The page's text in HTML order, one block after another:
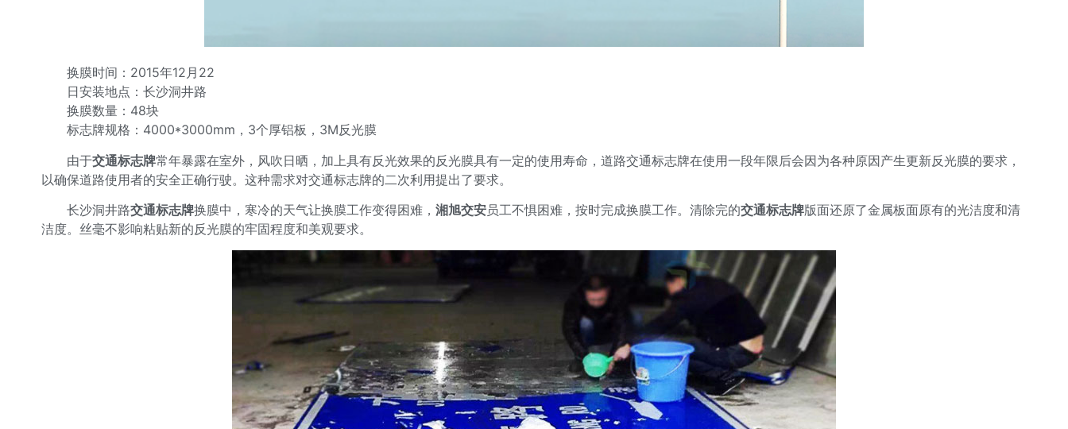
换膜时间：2015年12月22
日安装地点：长沙洞井路
换膜数量：48块
标志牌规格：4000*3000mm，3个厚铝板，3M反光膜
由于交通标志牌常年暴露在室外，风吹日晒，加上具有反光效果的反光膜具有一定的使用寿命，道路交通标志牌在使用一段年限后会因为各种原因产生更新反光膜的要求，
以确保道路使用者的安全正确行驶。这种需求对交通标志牌的二次利用提出了要求。
长沙洞井路交通标志牌换膜中，寒冷的天气让换膜工作变得困难， 湘旭交安员工不惧困难，按时完成换膜工作。清除完的交通标志牌版面还原了金属板面原有的光洁度和清
洁度。丝毫不影响粘贴新的反光膜的牢固程度和美观要求。